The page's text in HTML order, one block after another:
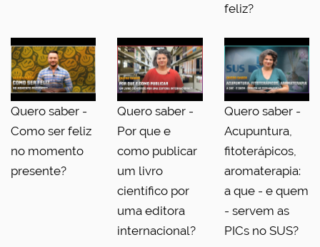
feliz?
Quero saber -
Como ser feliz
no momento
presente?
Quero saber -
Por que e
como publicar
um livro
científico por
uma editora
internacional?
Quero saber -
Acupuntura,
fitoterápicos,
aromaterapia:
a que - e quem
- servem as
PICs no SUS?